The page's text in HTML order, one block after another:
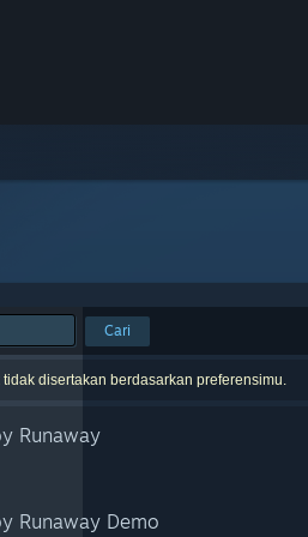
Cari
disertakan berdasarkan preferensimu.
Runaway
Runaway Demo